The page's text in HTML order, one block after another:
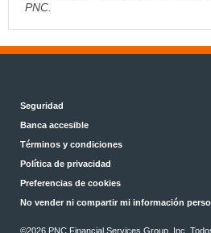
PNC.
Seguridad
Banca accesible
Términos y condiciones
Política de privacidad
Preferencias de cookies
No vender ni compartir mi información
©2026 PNC Financial Services Group, Inc.